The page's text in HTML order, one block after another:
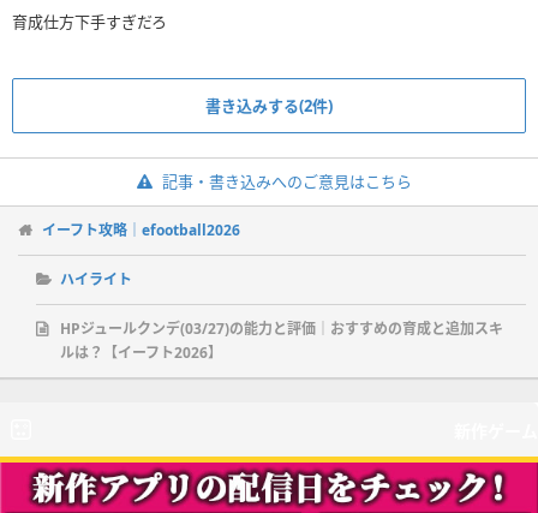
育成仕方下手すぎだろ
書き込みする(2件)
記事・書き込みへのご意見はこちら
イーフト攻略｜efootball2026
ハイライト
HPジュールクンデ(03/27)の能力と評価｜おすすめの育成と追加スキ
ルは？【イーフト2026】